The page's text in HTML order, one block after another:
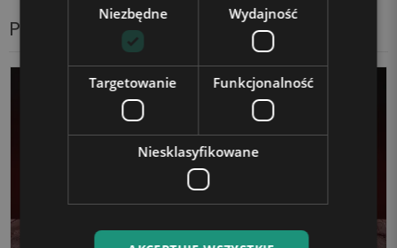
Produkty z tej samej kategorii
Niezbędne Wydajność
Targetowanie Funkcjonalność
Niesklasyfikowane